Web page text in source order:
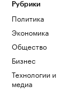
Рубрики
Политика
Экономика
Общество
Бизнес
Технологии и
медиа